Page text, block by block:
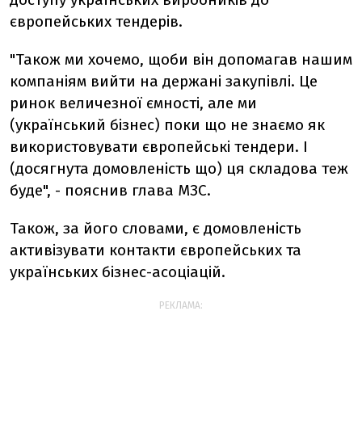
європейських тендерів.
"Також ми хочемо, щоби він допомагав нашим
компаніям вийти на держані закупівлі. Це
ринок величезної ємності, але ми
(український бізнес) поки що не знаємо як
використовувати європейські тендери. І
(досягнута домовленість що) ця складова теж
буде", - пояснив глава МЗС.
Також, за його словами, є домовленість
активізувати контакти європейських та
українських бізнес-асоціацій.
РЕКЛАМА: